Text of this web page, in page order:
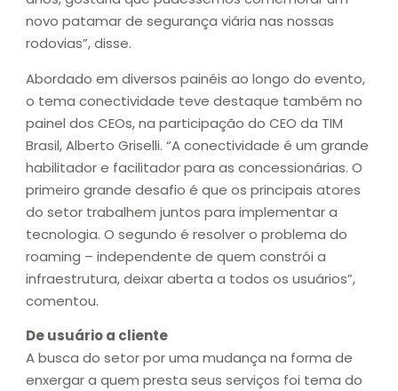
novo patamar de segurança viária nas nossas
rodovias”, disse.
Abordado em diversos painéis ao longo do evento,
o tema conectividade teve destaque também no
painel dos CEOs, na participação do CEO da TIM
Brasil, Alberto Griselli. “A conectividade é um grande
habilitador e facilitador para as concessionárias. O
primeiro grande desafio é que os principais atores
do setor trabalhem juntos para implementar a
tecnologia. O segundo é resolver o problema do
roaming – independente de quem constrói a
infraestrutura, deixar aberta a todos os usuários”,
comentou.
De usuário a cliente
A busca do setor por uma mudança na forma de
enxergar a quem presta seus serviços foi tema do